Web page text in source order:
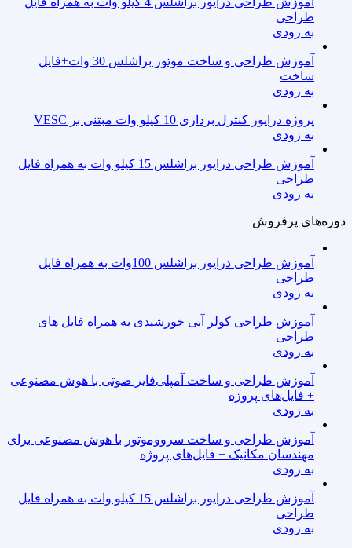
طراحی
به زودی
آموزش طراحی و ساخت موتور براشلس 30 وات+فایل
ساخت
به زودی
پروژه درایور کنترل برداری 10 کیلو وات مبتنی بر VESC
به زودی
آموزش طراحی درایور براشلس 15 کیلو وات به همراه فایل
طراحی
به زودی
دوره‌های پرفروش
آموزش طراحی درایور براشلس 100وات به همراه فایل
طراحی
به زودی
آموزش طراحی کولر آبی خورشیدی به همراه فایل های
طراحی
به زودی
آموزش طراحی و ساخت آمپلی‌فایر صوتی با هوش مصنوعی
+ فایل‌های پروژه
به زودی
آموزش طراحی و ساخت سرووموتور با هوش مصنوعی برای
مهندسان مکانیک + فایل‌های پروژه
به زودی
آموزش طراحی درایور براشلس 15 کیلو وات به همراه فایل
طراحی
به زودی